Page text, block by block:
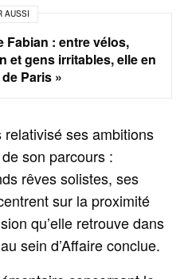
AUSSI
Fabian : entre vélos,
et gens irritables, elle en
Paris »
ses ambitions
son parcours :
rêves solistes, ses
sur la proximité
qu’elle retrouve dans
sein d’Affaire conclue.